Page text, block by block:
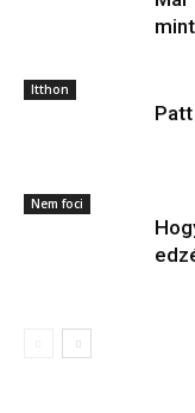
Itthon
Patt
Nem foci